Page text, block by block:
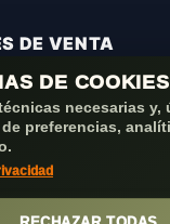
DE COOKIES
necesarias y,
preferencias,
DE VENTA
DATOS